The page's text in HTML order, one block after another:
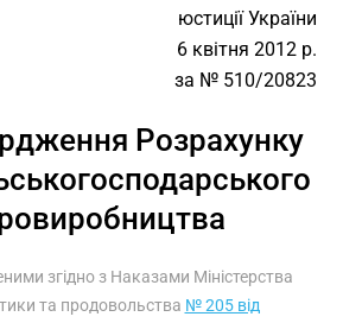
юстиції України
6 квітня 2012 р.
за № 510/20823
Розрахунку
згідно з Наказами Міністерства
та продовольства № 205 від